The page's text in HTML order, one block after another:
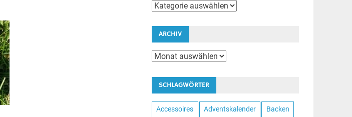
Kategorien
ARCHIV
Archiv
SCHLAGWÖRTER
Accessoires Adventskalender Backen